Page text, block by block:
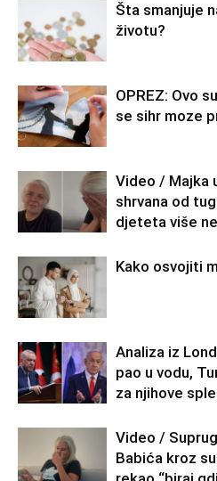
Šta smanjuje
životu?
OPREZ: Ovo
se sihr moze
Video / Majka
shrvana od
djeteta više
Kako osvojiti
Analiza iz
pao u vodu,
za njihove
Video /
Babića kroz